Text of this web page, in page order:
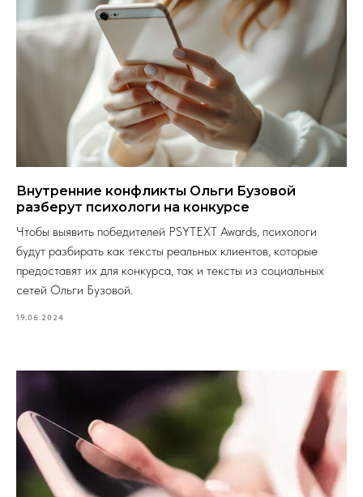
Внутренние конфликты Ольги Бузовой
разберут психологи на конкурсе
Чтобы выявить победителей PSYTEXT Awards, психологи
будут разбирать как тексты реальных клиентов, которые
предоставят их для конкурса, так и тексты из социальных
сетей Ольги Бузовой.
19.06.2024